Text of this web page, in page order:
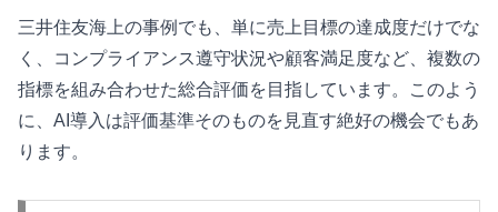
三井住友海上の事例でも、単に売上目標の達成度だけでな
く、コンプライアンス遵守状況や顧客満足度など、複数の
指標を組み合わせた総合評価を目指しています。このよう
に、AI導入は評価基準そのものを見直す絶好の機会でもあ
ります。